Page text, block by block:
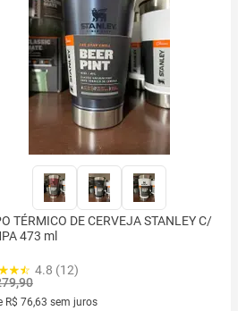
TÉRMICO DE CERVEJA STANLEY C/
473 ml
4.8 (12)
R$ 76,63 sem juros